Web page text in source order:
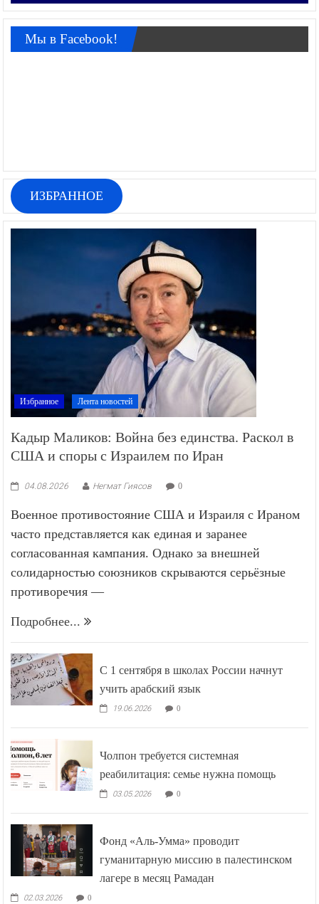
Мы в Facebook!
ИЗБРАННОЕ
Избранное Лента новостей
Кадыр Маликов: Война без единства. Раскол в
США и споры с Израилем по Иран
04.08.2026 Негмат Гиясов 0
Военное противостояние США и Израиля с Ираном
часто представляется как единая и заранее
согласованная кампания. Однако за внешней
солидарностью союзников скрываются серьёзные
противоречия —
Подробнее...
С 1 сентября в школах России начнут
учить арабский язык
19.06.2026 0
Чолпон требуется системная
реабилитация: семье нужна помощь
03.05.2026 0
Фонд «Аль-Умма» проводит
гуманитарную миссию в палестинском
лагере в месяц Рамадан
02.03.2026 0